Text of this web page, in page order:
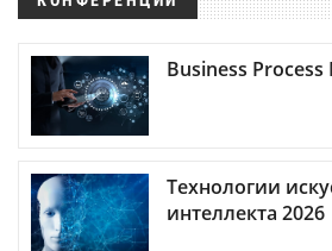
Business
Технологии
интеллекта 2026